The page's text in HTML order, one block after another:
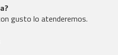
gusto lo atenderemos.